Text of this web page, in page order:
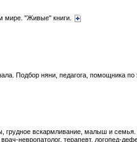
мире. "Живые" книги.
Подбор няни, педагога, помощника
грудное вскармливание, малыш и
невропатолог, терапевт, логопед-